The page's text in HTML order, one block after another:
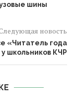
шины
новость
«Читатель года
школьников КЧР